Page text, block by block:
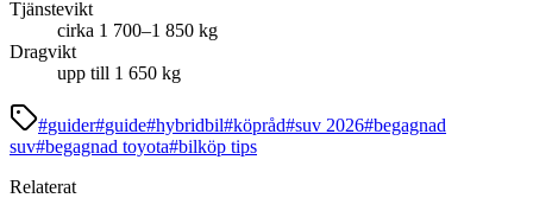
Tjänstevikt
cirka 1 700–1 850 kg
Dragvikt
upp till 1 650 kg
#guider#guide#hybridbil#köpråd#suv 2026#begagnad
suv#begagnad toyota#bilköp tips
Relaterat